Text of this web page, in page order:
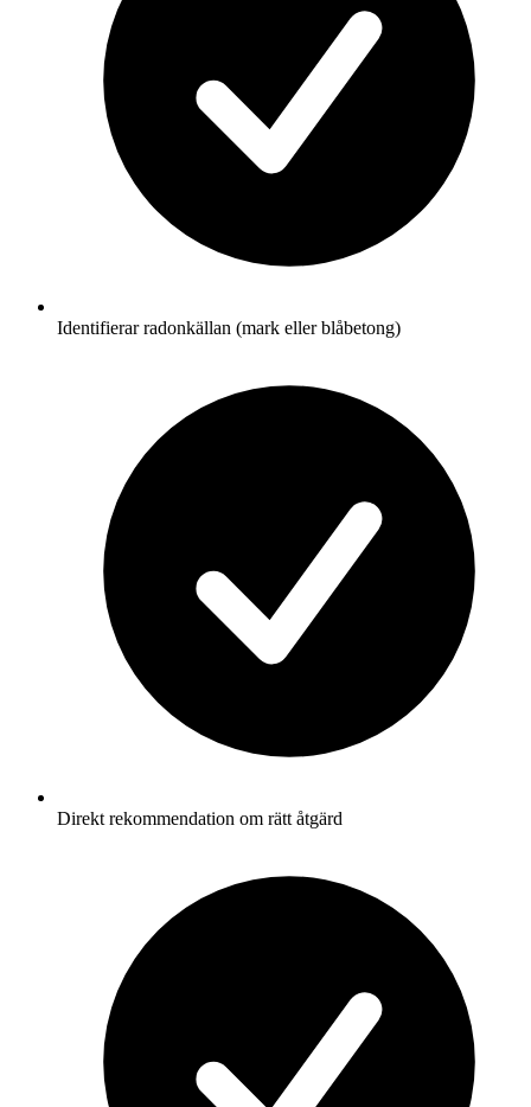
Identifierar radonkällan (mark eller blåbetong)
Direkt rekommendation om rätt åtgärd